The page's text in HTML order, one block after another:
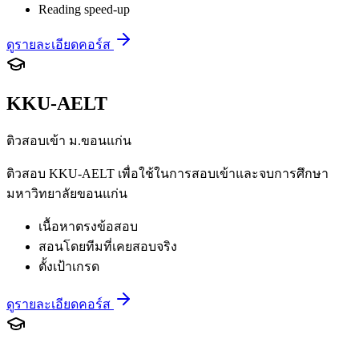
Reading speed-up
ดูรายละเอียดคอร์ส
KKU-AELT
ติวสอบเข้า ม.ขอนแก่น
ติวสอบ KKU-AELT เพื่อใช้ในการสอบเข้าและจบการศึกษา
มหาวิทยาลัยขอนแก่น
เนื้อหาตรงข้อสอบ
สอนโดยทีมที่เคยสอบจริง
ตั้งเป้าเกรด
ดูรายละเอียดคอร์ส